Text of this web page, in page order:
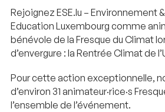
Rejoignez ESE.lu – Environnement
Education Luxembourg comme
bénévole de la Fresque du Climat
d’envergure : la Rentrée Climat de
Pour cette action exceptionnelle,
d’environ 31 animateur·rice·s
l’ensemble de l’événement.